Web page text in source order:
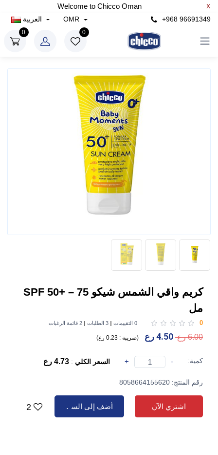
Welcome to Chicco Oman X
+968 96691349
OMR
0
0
كريم واقي الشمس شيكو SPF 50+ – 75
مل
0 0 التقييمات 3 الطلبات 2 قائمة الرغبات
6.00 رع 4.50 رع (ضريبة : 0.23 رع )
كمية: -
+ السعر الكلي : 4.73 رع
رقم المنتج: 8058664155620
اشتري الآن أضف إلى السلة 2